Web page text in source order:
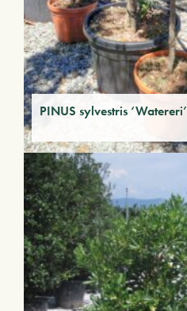
PINUS sylvestris ‘Watereri’